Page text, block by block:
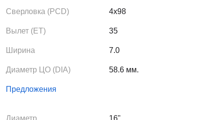
Сверловка (PCD) 4x98
Вылет (ЕТ) 35
Ширина 7.0
Диаметр ЦО (DIA) 58.6 мм.
Предложения
Диаметр 16"